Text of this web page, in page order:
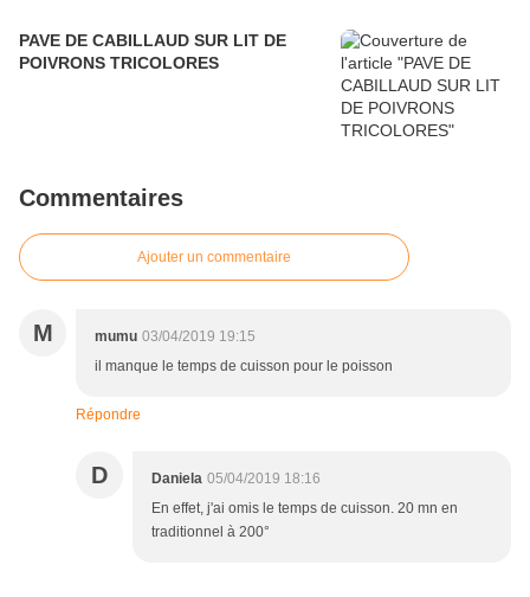
PAVE DE CABILLAUD SUR LIT DE
POIVRONS TRICOLORES
Commentaires
Ajouter un commentaire
M mumu 03/04/2019 19:15
il manque le temps de cuisson pour le poisson
Répondre
D Daniela 05/04/2019 18:16
En effet, j'ai omis le temps de cuisson. 20 mn en
traditionnel à 200°